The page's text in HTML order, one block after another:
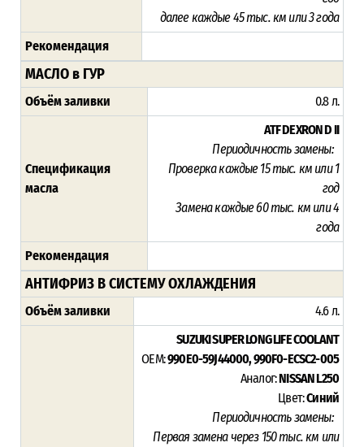
далее каждые 45 тыс. км или 3 года
Рекомендация
МАСЛО в ГУР
Объём заливки 0.8 л.
Спецификация
масла
ATF DEXRON D II
Периодичность замены:
Проверка каждые 15тыс. км или 1
год
Заменакаждые 60 тыс. км или 4
года
Рекомендация
АНТИФРИЗ В СИСТЕМУ ОХЛАЖДЕНИЯ
Объём заливки 4.6 л.
SUZUKI SUPER LONG LIFE COOLANT
OEM:990E0-59J44000, 990F0-ECSC2-005
Аналог:NISSAN L250
Цвет:Синий
Периодичность замены:
Первая замена через 150 тыс. км или